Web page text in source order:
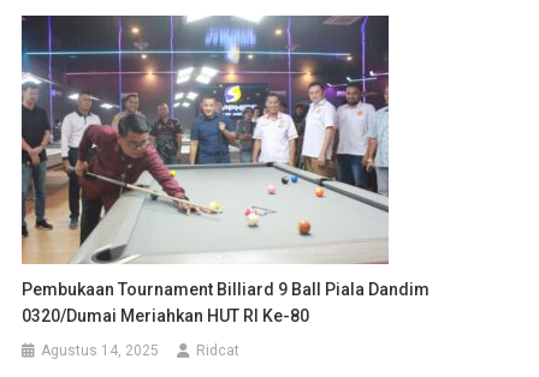
Pembukaan Tournament Billiard 9 Ball Piala Dandim
0320/Dumai Meriahkan HUT RI Ke-80
Agustus 14, 2025 Ridcat